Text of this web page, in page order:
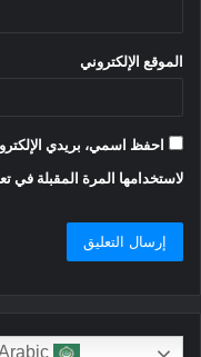
الموقع الإلكتروني
احفظ اسمي، بريدي
لاستخدامها المرة المقبلة في